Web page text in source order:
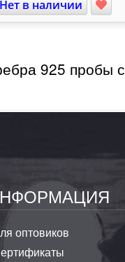
в наличии
925 пробы с
оптовиков